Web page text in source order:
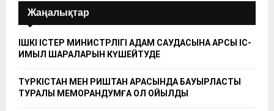
Жаңалықтар
ІШКІ ІСТЕР МИНИСТРЛІГІ АДАМ САУДАСЫНА ҚАРСЫ ІС-
ҚИМЫЛ ШАРАЛАРЫН КҮШЕЙТУДЕ
ТҮРКІСТАН МЕН РИШТАН АРАСЫНДА БАУЫРЛАСТЫҚ
ТУРАЛЫ МЕМОРАНДУМҒА ҚОЛ ҚОЙЫЛДЫ